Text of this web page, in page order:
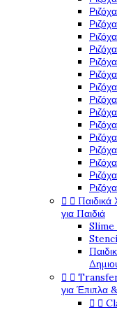
 
για Παιδιά
Slime
 
για Έπιπλα
 